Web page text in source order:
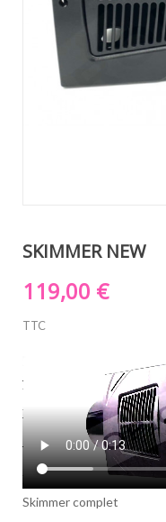
SKIMMER NEW
119,00 €
TTC
Skimmer complet